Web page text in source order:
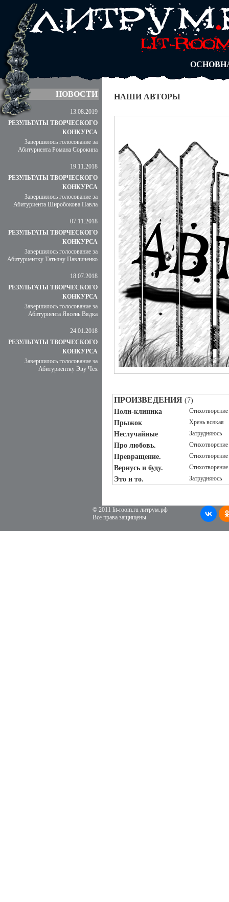
АВТОРЫ
БЛОГИ
АБИТУРА
НОВОСТИ
13.08.2019
РЕЗУЛЬТАТЫ ТВОРЧЕСКОГО
КОНКУРСА
Завершилось голосование за
Абитуриента Романа Сорокина
19.11.2018
РЕЗУЛЬТАТЫ ТВОРЧЕСКОГО
КОНКУРСА
Завершилось голосование за
Абитуриента Широбокова Павла
07.11.2018
РЕЗУЛЬТАТЫ ТВОРЧЕСКОГО
КОНКУРСА
Завершилось голосование за
Абитуриентку Татьяну Павличенко
18.07.2018
РЕЗУЛЬТАТЫ ТВОРЧЕСКОГО
КОНКУРСА
Завершилось голосование за
Абитуриента Явсень Вядка
24.01.2018
РЕЗУЛЬТАТЫ ТВОРЧЕСКОГО
КОНКУРСА
Завершилось голосование за
Абитуриентку Эву Чех
НАШИ АВТОРЫ
ПРОИЗВЕДЕНИЯ (7)
Поли-клиника
Стихотворение
Прыжок Хрень всякая
Неслучайные Затрудняюсь
Про любовь. Стихотворение
Превращение. Стихотворение
Вернусь и буду. Стихотворение
Это и то. Затрудняюсь
© 2011 lit-room.ru литрум.рф
Все права защищены